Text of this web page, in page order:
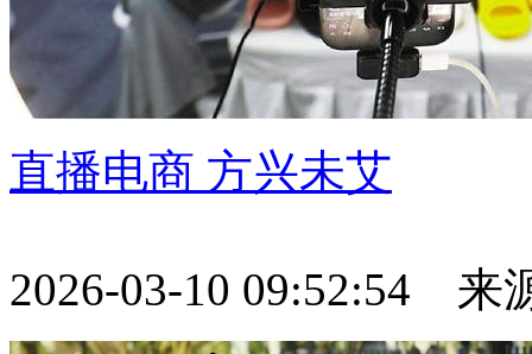
直播电商 方兴未艾
2026-03-10 09:52:54 来